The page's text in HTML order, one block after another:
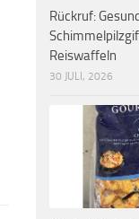
Rückruf:
Reiswaffeln
30 JULI, 2026